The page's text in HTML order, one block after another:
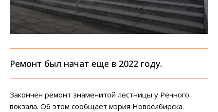
Ремонт был начат еще в 2022 году.
Закончен ремонт знаменитой лестницы у Речного
вокзала. Об этом сообщает мэрия Новосибирска.